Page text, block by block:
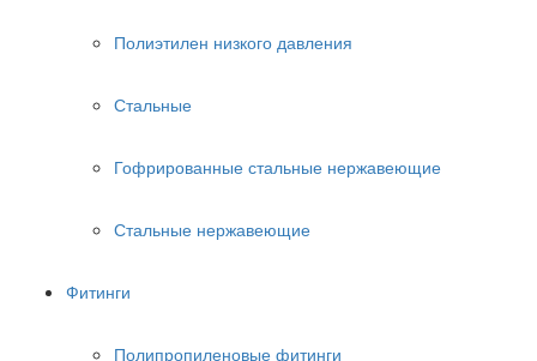
Полиэтилен низкого давления
Стальные
Гофрированные стальные нержавеющие
Стальные нержавеющие
Фитинги
Полипропиленовые фитинги